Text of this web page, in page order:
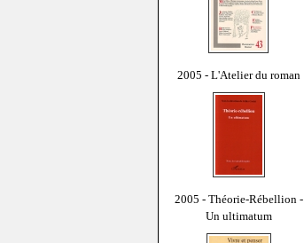
2005 - L'Atelier du roman
2005 - Théorie-Rébellion -
Un ultimatum